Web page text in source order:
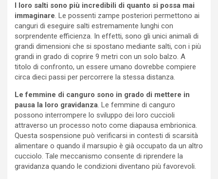
I loro salti sono più incredibili di quanto si possa mai
immaginare. Le possenti zampe posteriori permettono ai
canguri di eseguire salti estremamente lunghi con
sorprendente efficienza. In effetti, sono gli unici animali di
grandi dimensioni che si spostano mediante salti, con i più
grandi in grado di coprire 9 metri con un solo balzo. A
titolo di confronto, un essere umano dovrebbe compiere
circa dieci passi per percorrere la stessa distanza.
Le femmine di canguro sono in grado di mettere in
pausa la loro gravidanza. Le femmine di canguro
possono interrompere lo sviluppo dei loro cuccioli
attraverso un processo noto come diapausa embrionica.
Questa sospensione può verificarsi in contesti di scarsità
alimentare o quando il marsupio è già occupato da un altro
cucciolo. Tale meccanismo consente di riprendere la
gravidanza quando le condizioni diventano più favorevoli.